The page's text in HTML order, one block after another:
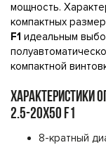
мощность.
компактных
F1 идеальным
компактной
ХАРАКТЕРИСТИКИ
2.5-20X50 F1
8-кратный